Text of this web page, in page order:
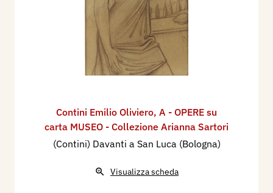
Contini Emilio Oliviero, A - OPERE su
carta MUSEO - Collezione Arianna Sartori
(Contini) Davanti a San Luca (Bologna)
Visualizza scheda